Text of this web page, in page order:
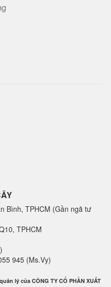
Bình, TPHCM (Gần ngã tư
TPHCM
945 (Ms.Vy)
lý của CÔNG TY CỔ PHẦN XUẤT